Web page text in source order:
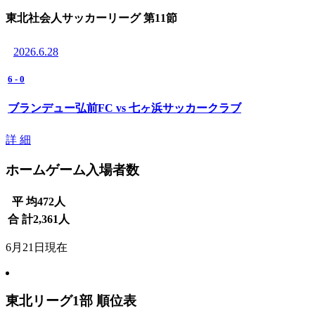
東北社会人サッカーリーグ 第11節
2026.6.28
6 - 0
ブランデュー弘前FC vs 七ヶ浜サッカークラブ
詳 細
ホームゲーム入場者数
平 均472人
合 計2,361 人
6月21日現在
東北リーグ1部 順位表